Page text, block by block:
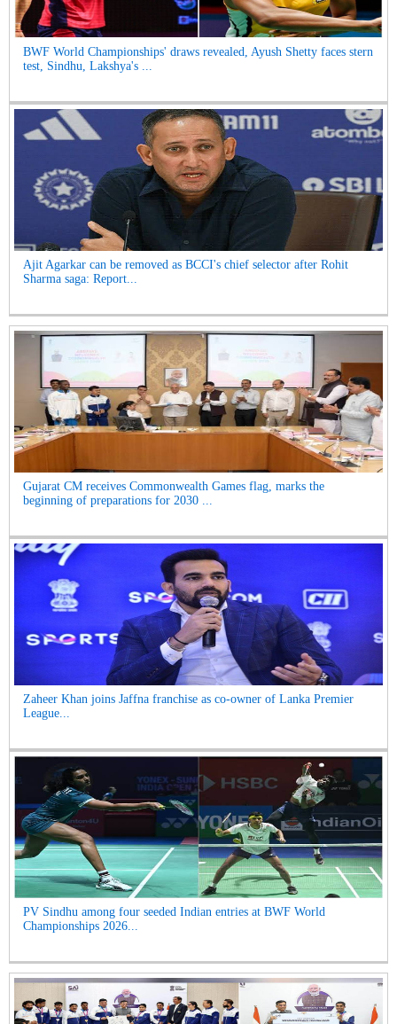
BWF World Championships' draws revealed, Ayush Shetty faces stern
test, Sindhu, Lakshya's ...
Ajit Agarkar can be removed as BCCI's chief selector after Rohit
Sharma saga: Report...
Gujarat CM receives Commonwealth Games flag, marks the
beginning of preparations for 2030 ...
Zaheer Khan joins Jaffna franchise as co-owner of Lanka Premier
League...
PV Sindhu among four seeded Indian entries at BWF World
Championships 2026...